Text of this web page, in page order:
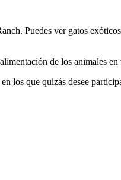
Puedes ver gatos
de los animales
los que quizás desee